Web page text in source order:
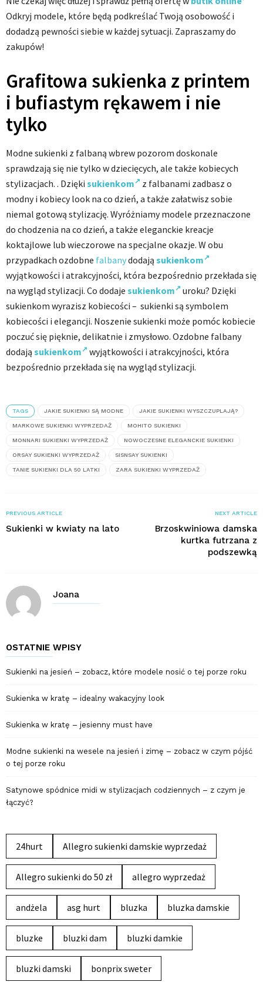
Odkryj modele, które będą podkreślać Twoją osobowość i
dodadzą pewności siebie w każdej sytuacji. Zapraszamy do
zakupów!
Grafitowa sukienka z printem
i bufiastym rękawem i nie
tylko
Modne sukienki z falbaną wbrew pozorom doskonale
sprawdzają się nie tylko w dziecięcych, ale także kobiecych
stylizacjach. . Dzięki sukienkom
z falbanami zadbasz o
modny i kobiecy look na co dzień, a także załatwisz sobie
niemal gotową stylizację. Wyróżniamy modele przeznaczone
do chodzenia na co dzień, a także eleganckie kreacje
koktajlowe lub wieczorowe na specjalne okazje. W obu
przypadkach ozdobne falbanydodają sukienkom
wyjątkowości i atrakcyjności, która bezpośrednio przekłada się
na wygląd stylizacji. Co dodaje sukienkom
uroku? Dzięki
sukienkom wyrazisz kobiecości – sukienki są symbolem
kobiecości i elegancji. Noszenie sukienki może pomóc kobiecie
poczuć się pięknie, delikatnie i zmysłowo. Ozdobne falbany
dodają sukienkom
wyjątkowości i atrakcyjności, która
bezpośrednio przekłada się na wygląd stylizacji.
TAGS JAKIE SUKIENKI SĄ MODNE JAKIE SUKIENKI WYSZCZUPLAJĄ?
MARKOWE SUKIENKI WYPRZEDAŻ MOHITO SUKIENKI
MONNARI SUKIENKI WYPRZEDAŻ NOWOCZESNE ELEGANCKIE SUKIENKI
ORSAY SUKIENKI WYPRZEDAŻ SISNSAY SUKIENKI
TANIE SUKIENKI DLA 50 LATKI ZARA SUKIENKI WYPRZEDAŻ
PREVIOUS ARTICLE
Sukienki w kwiaty na lato
NEXT ARTICLE
Brzoskwiniowa damska
kurtka futrzana z
podszewką
Joana
OSTATNIE WPISY
Sukienki na jesień – zobacz, które modele nosić o tej porze roku
Sukienka w kratę – idealny wakacyjny look
Sukienka w kratę – jesienny must have
Modne sukienki na wesele na jesień i zimę – zobacz w czym pójść
o tej porze roku
Satynowe spódnice midi w stylizacjach codziennych – z czym je
łączyć?
24hurt Allegro sukienki damskie wyprzedaż
Allegro sukienki do 50 zł allegro wyprzedaż
andżela asg hurt bluzka bluzka damskie
bluzke bluzki dam bluzki damkie
bluzki damski bonprix sweter